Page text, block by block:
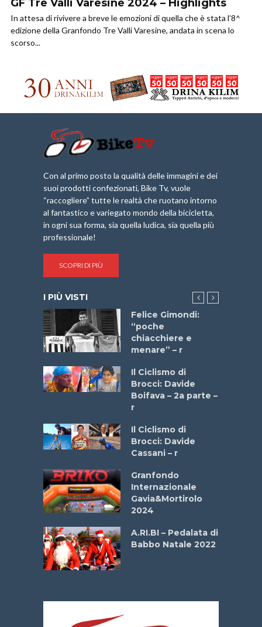
GF Tre Valli Varesine 2024 – Highlights
In attesa di rivivere a breve le emozioni di quella che è stata l’8^
edizione della Granfondo Tre Valli Varesine, andata in scena lo
scorso...
Con al primo posto la qualità delle immagini e dei
suoi prodotti confezionati, Bike Tv, vuole
“raccogliere” tutte le realtà che ruotano intorno
al fantastico e variegato mondo della bicicletta,
in ogni sua forma, sia quella ludica, sia quella più
professionale!
SCOPRI DI PIÙ
I PIÙ VISTI
Felice Gimondi:
“poche
chiacchiere e
menare” – r
Il Ciclismo di
Brocci: Davide
Boifava – 2a parte –
r
Il Ciclismo di
Brocci: Davide
Cassani – r
Granfondo
Internazionale
Gavia&Mortirolo
2024
A.RI.BI – Pedalata di
Babbo Natale 2022